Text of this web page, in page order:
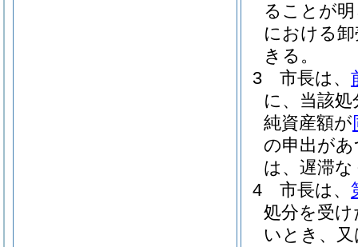
ることが
における
きる。
3
市長は、
に、当該
純資産額が
の申出が
は、遅滞
4
市長は、
処分を受
いとき、